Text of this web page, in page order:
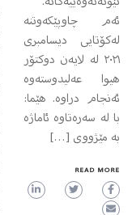
ئه‌م چاوپێکه‌وتنه‌
له‌کۆتایی دیسامبری
٢٠٢١ له‌ لایه‌ن دوکتۆر
هیوا عه‌لیدوسته‌وه‌
ئه‌نجام دراوه. هێما:
با له‌ سه‌ره‌تاوه‌ ئاماژه‌
به‌ مێژووی […]
READ MORE